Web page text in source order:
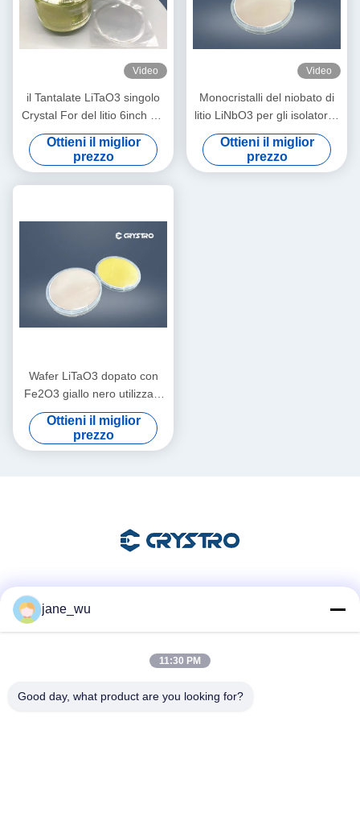
Video
il Tantalate LiTaO3 singolo
Crystal For del litio 6inch HA
VISTO i filtri
Ottieni il miglior
prezzo
Video
Monocristalli del niobato di
litio LiNbO3 per gli isolatori e
le circolatori ottici della fibra
Ottieni il miglior
prezzo
Wafer LiTaO3 dopato con
Fe2O3 giallo nero utilizzato
per la fotorefrazione
Ottieni il miglior
prezzo
jane_wu
11:30 PM
Good day, what product are you looking for?